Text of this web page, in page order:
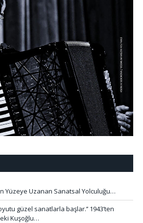
Yüzeye Uzanan Sanatsal Yolculuğu…
güzel sanatlarla başlar.’’ 1943’ten
Kuşoğlu…